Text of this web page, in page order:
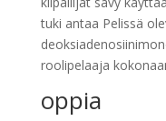
tuki antaa Pelissä
roolipelaaja
oppia